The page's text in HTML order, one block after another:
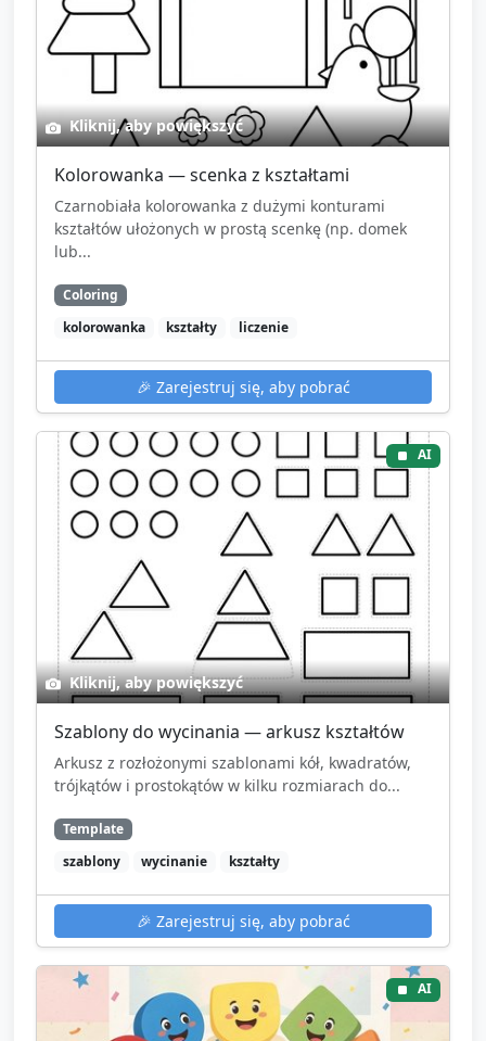
Kliknij, aby powiększyć
Kolorowanka — scenka z kształtami
Czarnobiała kolorowanka z dużymi konturami
kształtów ułożonych w prostą scenkę (np. domek
lub...
Coloring
kolorowanka
kształty liczenie
🎉 Zarejestruj się, aby pobrać
AI
Kliknij, aby powiększyć
Szablony do wycinania — arkusz kształtów
Arkusz z rozłożonymi szablonami kół, kwadratów,
trójkątów i prostokątów w kilku rozmiarach do...
Template
szablony
wycinanie kształty
🎉 Zarejestruj się, aby pobrać
AI